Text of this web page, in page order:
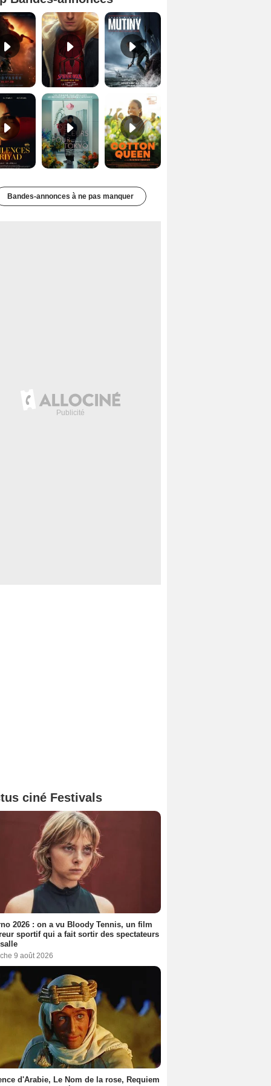
L'Odyssée Bande-annonce VO STFR Spider-Man: Brand New Day Bande-annonce VO STFR
Les Silences de Riyad Bande-annonce VO STFR Cotton Queen Bande-annonce VO STFR
Bandes-annonces à ne pas manquer
ciné Festivals
2026 : on a vu Bloody Tennis, un film
sportif qui a fait sortir des spectateurs
9 août 2026
d'Arabie, Le Nom de la rose, Requiem